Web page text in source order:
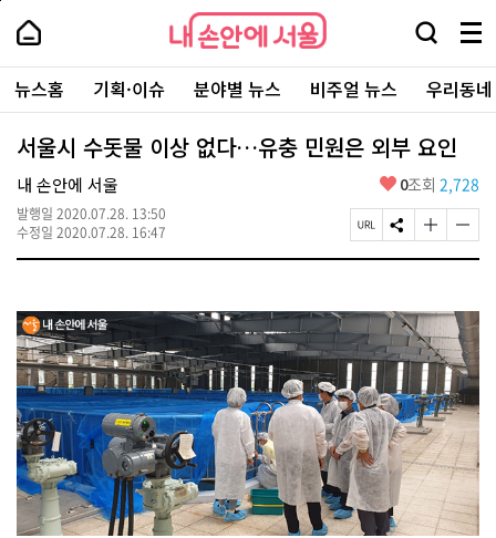
본
로
가
내
손
안
에
서
울
-
서
울
시
대
표
소
털
내
손
에
울
검
창
열
기
메
뉴
전
체
보
주
요
서
뉴스홈 기획·이슈 분야별 뉴스 비주얼 뉴스 우리동
서울시 수돗물 이상 없다…유충 민원은 외부 요인
내 손안에 서울
발행일 2020.07.28. 13:50
수정일 2020.07.28. 16:47
좋
요
0조회 2,728
페
이
R
L
복
사
S
N
유
하
기
글
자
크
게
변
경
하
기
글
자
작
게
변
경
하
기
페
상
단
로